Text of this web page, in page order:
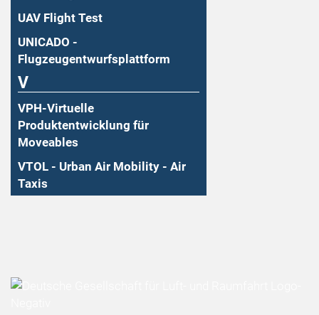
UAV Flight Test
UNICADO -
Flugzeugentwurfsplattform
V
VPH-Virtuelle
Produktentwicklung für
Moveables
VTOL - Urban Air Mobility - Air
Taxis